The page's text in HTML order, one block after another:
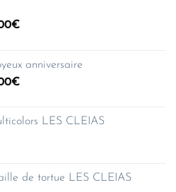
€Plage
35,00€
à
anniversaire
€Plage
35,00€LES CLEIAS
de tortue LES CLEIAS